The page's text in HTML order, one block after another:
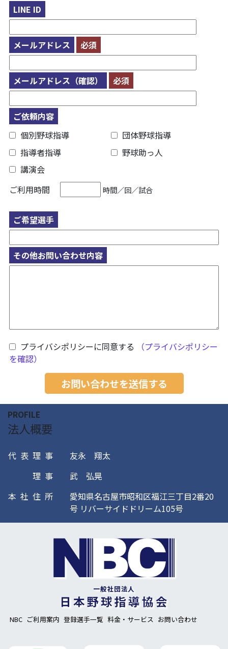
LINE ID
メールアドレス 必須
メールアドレス（確認） 必須
ご依頼内容
個別野球指導
団体野球指導
指導者指導
野球助っ人
講演会
ご利用時間
時間／回／試合
ご希望選手
その他お問い合わせ内容
プライバシポリシーに同意する
（プライバシポリシー
を確認）
PROFILE
法人概要
代表理事
友永 翔太
理事
武 弘晃
本社住所
愛知県名古屋市昭和区福江三丁目2番20
号 リバーサイドドリーム105号
NBC ご利用案内 登録選手一覧 料金・サービス お問い合わせ